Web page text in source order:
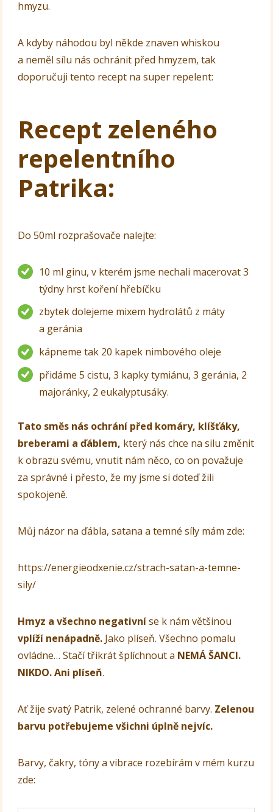
hmyzu.
A kdyby náhodou byl někde znaven whiskou
a neměl sílu nás ochránit před hmyzem, tak
doporučuji tento recept na super repelent:
Recept zeleného
repelentního
Patrika:
Do 50ml rozprašovače nalejte:
10 ml ginu, v kterém jsme nechali macerovat 3
týdny hrst koření hřebíčku
zbytek dolejeme mixem hydrolátů z máty
a geránia
kápneme tak 20 kapek nimbového oleje
přidáme 5 cistu, 3 kapky tymiánu, 3 geránia, 2
majoránky, 2 eukalyptusáky.
Tato směs nás ochrání před komáry, klíšťáky,
breberami a ďáblem, který nás chce na silu změnit
k obrazu svému, vnutit nám něco, co on považuje
za správné i přesto, že my jsme si doteď žili
spokojeně.
Můj názor na ďábla, satana a temné síly mám zde:
https://energieodxenie.cz/strach-satan-a-temne-
sily/
Hmyz a všechno negativníse k nám většinou
vplíží nenápadně. Jako plíseň. Všechno pomalu
ovládne… Stačí třikrát šplíchnout a NEMÁ ŠANCI.
NIKDO. Ani plíseň.
Ať žije svatý Patrik, zelené ochranné barvy. Zelenou
barvu potřebujeme všichni úplně nejvíc.
Barvy, čakry, tóny a vibrace rozebírám v mém kurzu
zde: